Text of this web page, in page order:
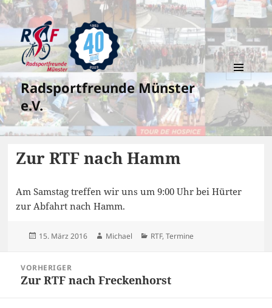
Radsportfreunde Münster
e.V.
MENÜ
UND
WIDGETS
Zur RTF nach Hamm
Am Samstag treffen wir uns um 9:00 Uhr bei Hürter
zur Abfahrt nach Hamm.
Veröffentlicht
15. März 2016 Autor
Michael Kategorien
RTF, Termine
VORHERIGER
Vorheriger
Zur RTF nach Freckenhorst